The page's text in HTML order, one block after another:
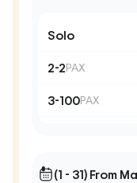
Solo
2-2PAX
3-100PAX
(1 - 31) From